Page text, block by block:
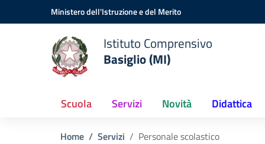
Vai ai contenuti
Vai al menu di navigazioneMinistero dell'Istruzione e del Merito
Istituto Comprensivo
Basiglio (MI)
Scuola Servizi Novità Didattica
Home Servizi Personale scolastico